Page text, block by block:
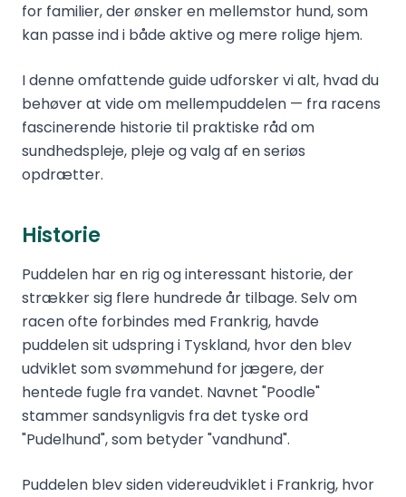
for familier, der ønsker en mellemstor hund, som
kan passe ind i både aktive og mere rolige hjem.
I denne omfattende guide udforsker vi alt, hvad du
behøver at vide om mellempuddelen — fra racens
fascinerende historie til praktiske råd om
sundhedspleje, pleje og valg af en seriøs
opdrætter.
Historie
Puddelen har en rig og interessant historie, der
strækker sig flere hundrede år tilbage. Selv om
racen ofte forbindes med Frankrig, havde
puddelen sit udspring i Tyskland, hvor den blev
udviklet som svømmehund for jægere, der
hentede fugle fra vandet. Navnet "Poodle"
stammer sandsynligvis fra det tyske ord
"Pudelhund", som betyder "vandhund".
Puddelen blev siden videreudviklet i Frankrig, hvor